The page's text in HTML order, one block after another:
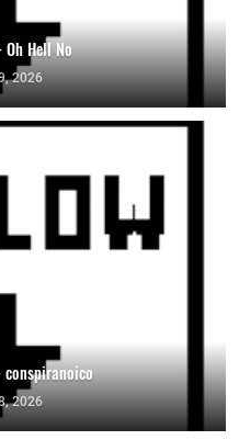
Hell No
2026
conspiranoico
2026